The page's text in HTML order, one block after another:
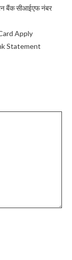
बैंक सीआईएफ नंबर
Apply
Statement